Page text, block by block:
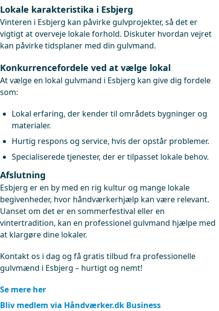
Lokale karakteristika i Esbjerg
Vinteren i Esbjerg kan påvirke gulvprojekter, så det er
vigtigt at overveje lokale forhold. Diskuter hvordan vejret
kan påvirke tidsplaner med din gulvmand.
Konkurrencefordele ved at vælge lokal
At vælge en lokal gulvmand i Esbjerg kan give dig fordele
som:
Lokal erfaring, der kender til områdets bygninger og
materialer.
Hurtig respons og service, hvis der opstår problemer.
Specialiserede tjenester, der er tilpasset lokale behov.
Afslutning
Esbjerg er en by med en rig kultur og mange lokale
begivenheder, hvor håndværkerhjælp kan være relevant.
Uanset om det er en sommerfestival eller en
vintertradition, kan en professionel gulvmand hjælpe med
at klargøre dine lokaler.
Kontakt os i dag og få gratis tilbud fra professionelle
gulvmænd i Esbjerg – hurtigt og nemt!
Se mere her
Bliv medlem via Håndværker.dk Business